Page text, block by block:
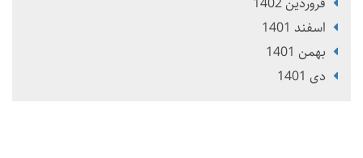
اسفند 1401
بهمن 1401
دی 1401